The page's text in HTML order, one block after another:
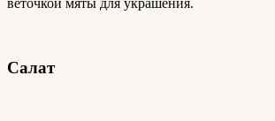
веточкой мяты для украшения.
Салат